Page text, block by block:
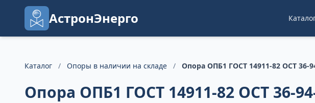
АстронЭнерго
Каталог / Опоры в наличии на складе / Опора ОПБ1 ГОСТ 14911-82 ОСТ 36-
Опора ОПБ1 ГОСТ 14911-82 ОСТ 36-